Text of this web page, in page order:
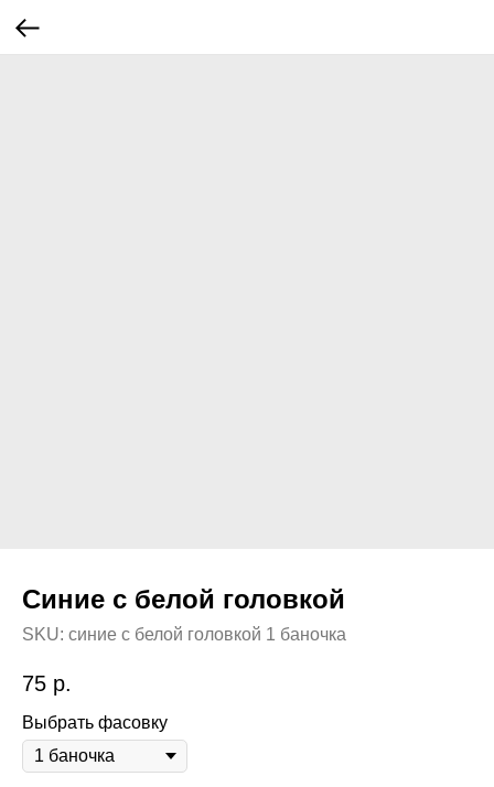
Синие с белой головкой
SKU: синие с белой головкой 1 баночка
75 р.
Выбрать фасовку